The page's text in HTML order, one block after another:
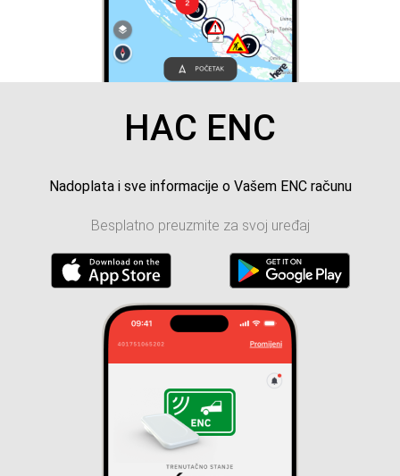
HAC ENC
Nadoplata i sve informacije o Vašem ENC računu
Besplatno preuzmite za svoj uređaj